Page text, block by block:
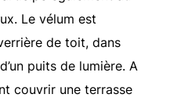
Le vélum est
de toit, dans
puits de lumière. A
couvrir une terrasse